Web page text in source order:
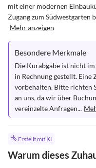
mit einer modernen
Zugang zum Südwestgarten
Mehr anzeigen
Besondere Merkmale
Die Kurabgabe ist nicht
in Rechnung gestellt.
vorbehalten. Bitte richten
an uns, da wir über
vereinzelte Anfragen...
Erstellt mit KI
Warum dieses